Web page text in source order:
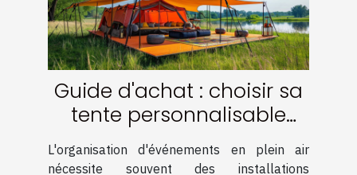
Guide d'achat : choisir sa
tente personnalisable
pour événements
L'organisation d'événements en plein air
nécessite souvent des installations